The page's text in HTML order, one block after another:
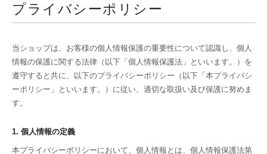
プライバシーポリシー
当ショップは、お客様の個人情報保護の重要性について認識し、個人
情報の保護に関する法律（以下「個人情報保護法」といいます。）を
遵守すると共に、以下のプライバシーポリシー（以下「本プライバシ
ーポリシー」といいます。）に従い、適切な取扱い及び保護に努めま
す。
1. 個人情報の定義
本プライバシーポリシーにおいて、個人情報とは、個人情報保護法第